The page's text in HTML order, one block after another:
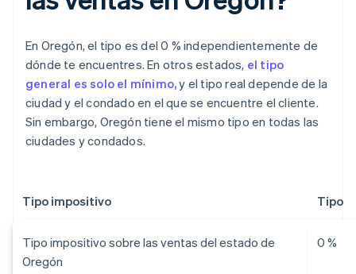
En Oregón, el tipo es del 0 % independientemente de
dónde te encuentres. En otros estados, el tipo
general es solo el mínimo,y el tipo real depende de la
ciudad y el condado en el que se encuentre el cliente.
Sin embargo, Oregón tiene el mismo tipo en todas las
ciudades y condados.
Tipo impositivo Tipo
Tipo impositivo sobre las ventas del estado de
Oregón
0 %